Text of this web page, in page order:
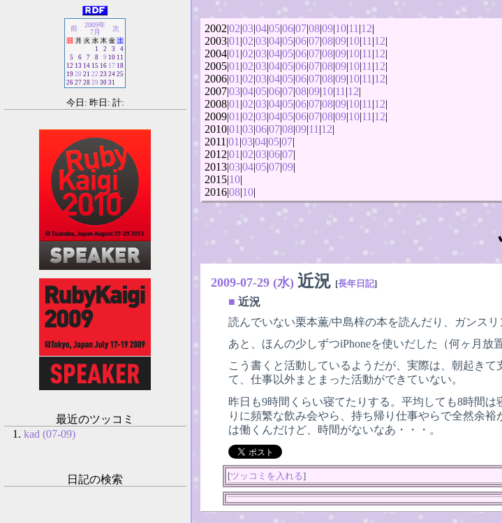
2002|02|03|04|05|06|07|08|09|10|11 |12|
2003|01 |02|03|04|05|06|07|08|09|10|11 |12|
2004|01 |02|03|04|05|06|07|08|09|10|11 |12|
2005|01 |02|03|04|05|06|07|08|09|10|11 |12|
2006|01 |02|03|04|05|06|07|08|09|10|11 |12|
2007|03|04|05|06|07|08|09|10|11 |12|
2008|01 |02|03|04|05|06|07|08|09|10|11 |12|
2009|01 |02|03|04|05|06|07|08|09|10|11 |12|
2010|01 |03|06|07|08|09|11 |12|
2011|01 |03|04|05|07|
2012|01 |02|03|06|07|
2013|03|04|05|07|09|
2015|10|
2016|08|10|
2009-07-29 (水) 近況 [長年日記]
■ 近況
読んでいない栗本薫/中島梓の本を読んだり、ガンス
あと、ほんの少しずつiPhoneを使いだした（何ヶ月放
こう書くと活動しているようだが、実際は、朝起き
て、仕事以外まとまった活動ができていない。
昨日も9時間くらい寝てたりする。平均しても8時間
りに頻繁な飲み会やら、持ち帰り仕事やらで全然余
は働くんだけど、時間がないなあ・・・。
[ツッコミを入れる]
前
2009年
7月
次
日 月 火 水 木 金 土
1
2 3
4
5
6 7 8 9 10 11
12 13 14 15 16 17 18
19 20 21 22 23 24 25
26 27 28 29 30 31
今日: 昨日: 計:
最近のツッコミ
kad (07-09)
日記の検索